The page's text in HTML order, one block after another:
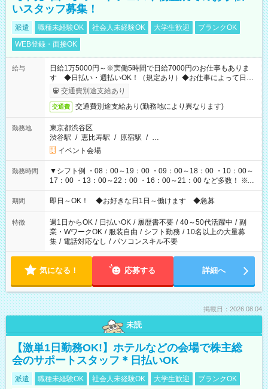
いスタッフ募集！
派遣 職種未経験OK 社会人未経験OK 大学生歓迎
ブランクOK
WEB登録・面接OK
給与
日給1万5000円～※実働5時間で日給7000円のお仕事もありま
す ◆日払い・週払いOK！（規定あり）◆お仕事によって日給
も異なります
交通費別途支給あり
交通費 交通費別途支給あり(勤務地により異なります)
勤務地
東京都渋谷区
渋谷駅 / 恵比寿駅 / 原宿駅 / …
イベント会場
勤務時間
▼シフト例 ・08：00～19：00 ・09：00～18：00 ・10：00～
17：00 ・13：00～22：00 ・16：00～21：00 など多数！ ※お
仕事により勤務時間が異なります
期間 即日～OK！ ◆お好きな日1日～働けます ◆急募
特徴 週1日からOK / 日払いOK / 履歴書不要 / 40～50代活躍中 / 副
業・WワークOK / 服装自由 / シフト勤務 / 10名以上の大量募
集 / 電話対応なし / パソコンスキル不要
気になる！ 応募する 詳細へ
掲載日：2026.08.04
未読
【激単1日勤務OK!】ホテルなどの会場で株主総
会のサポートスタッフ＊日払いOK
派遣 職種未経験OK 社会人未経験OK 大学生歓迎
ブランクOK